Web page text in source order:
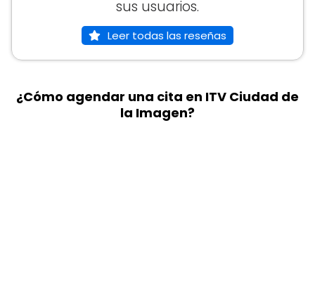
sus usuarios.
Leer todas las reseñas
¿Cómo agendar una cita en ITV Ciudad de
la Imagen?